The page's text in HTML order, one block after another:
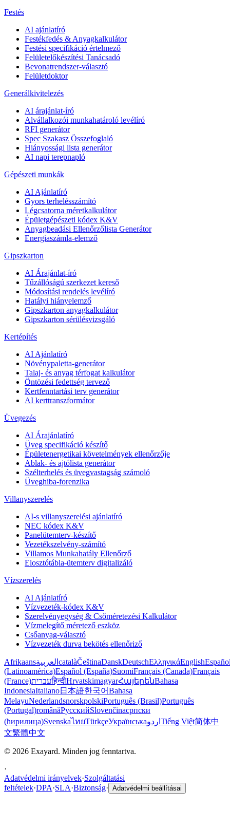
Festés
AI ajánlatíró
Festékfedés & Anyagkalkulátor
Festési specifikáció értelmező
Felületelőkészítési Tanácsadó
Bevonatrendszer-választó
Felületdoktor
Generálkivitelezés
AI árajánlat-író
Alvállalkozói munkahatároló levélíró
RFI generátor
Spec Szakasz Összefoglaló
Hiányossági lista generátor
AI napi terepnapló
Gépészeti munkák
AI Ajánlatíró
Gyors terhelésszámító
Légcsatorna méretkalkulátor
Épületgépészeti kódex K&V
Anyagbeadási Ellenőrzőlista Generátor
Energiaszámla-elemző
Gipszkarton
AI Árajánlat-író
Tűzállóságú szerkezet kereső
Módosítási rendelés levélíró
Hatályi hiányelemző
Gipszkarton anyagkalkulátor
Gipszkarton sérülésvizsgáló
Kertépítés
AI Ajánlatíró
Növénypaletta-generátor
Talaj- és anyag térfogat kalkulátor
Öntözési fedettség tervező
Kertfenntartási terv generátor
AI kerttranszformátor
Üvegezés
AI Árajánlatíró
Üveg specifikáció készítő
Épületenergetikai követelmények ellenőrzője
Ablak- és ajtólista generátor
Szélterhelés és üvegvastagság számoló
Üveghiba-forenzika
Villanyszerelés
AI-s villanyszerelési ajánlatíró
NEC kódex K&V
Panelütemterv-készítő
Vezetékszelvény-számító
Villamos Munkahatály Ellenőrző
Elosztótábla-ütemterv digitalizáló
Vízszerelés
AI Ajánlatíró
Vízvezeték-kódex K&V
Szerelvényegység & Csőméretezési Kalkulátor
Vízmelegítő méretező eszköz
Csőanyag-választó
Vízvezeték durva bekötés ellenőriző
Afrikaansالعربية catalàČeštinaDanskDeutschΕλληνικάEnglish
(Latinoamérica)Español (España)SuomiFrançais (Canada)Français
(France)עבריתहिन्दीHrvatskimagyarՀայերենBahasa
IndonesiaItaliano日本語한국어Bahasa
MelayuNederlandsnorskpolskiPortuguês (Brasil)Português
(Portugal)românăРусскийSlovenčinaсрпски
(ћирилица)SvenskaไทยTürkçeУкраїнськаاردو Tiếng Việt简体中
文繁體中文
© 2026 Exayard. Minden jog fenntartva.
·
Adatvédelmi irányelvek·Szolgáltatási
feltételek·DPA·SLA·Biztonság· Adatvédelmi beállításai